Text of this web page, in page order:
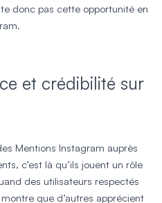
donc pas cette opportunité en
et crédibilité sur
Mentions Instagram auprès
c’est là qu’ils jouent un rôle
des utilisateurs respectés
que d’autres apprécient